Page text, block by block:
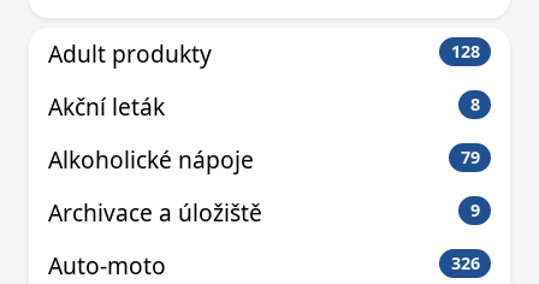
Adult produkty 128
Akční leták 8
Alkoholické nápoje 79
Archivace a úložiště 9
Auto-moto 326